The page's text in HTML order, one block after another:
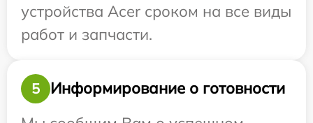
устройства Acer сроком на все виды
работ и запчасти.
5
Информирование о готовности